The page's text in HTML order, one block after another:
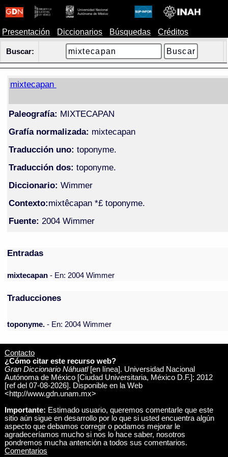
Presentación Diccionarios Búsquedas Créditos
Buscar:
mixtecapan
Paleografía: MIXTECAPAN
Grafía normalizada: mixtecapan
Traducción uno: toponyme.
Traducción dos: toponyme.
Diccionario: Wimmer
Contexto:mixtêcapan *£ toponyme.
Fuente: 2004 Wimmer
Entradas
mixtecapan- En: 2004 Wimmer
Traducciones
toponyme. - En: 2004 Wimmer
Contacto
¿Cómo citar este recurso web?
Gran Diccionario Náhuatl[en línea]. Universidad Nacional
Autónoma de México [Ciudad Universitaria, México D.F.]: 2012
[ref del 07-08-2026]. Disponible en la Web
<http://www.gdn.unam.mx>
Importante: Estimado usuario, queremos comentarle que este
sitio aún sigue en desarrollo por lo que si usted encuentra algún
aspecto que debamos corregir o podamos mejorar le
agradeceríamos mucho si nos lo hace saber, nosotros
pondremos mucha antención a todos sus comentarios.
Comentarios